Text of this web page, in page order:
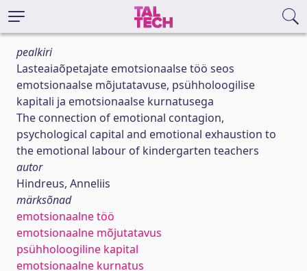
pealkiri
Lasteaiaõpetajate emotsionaalse töö seos
emotsionaalse mõjutatavuse, psühholoogilise
kapitali ja emotsionaalse kurnatusega
The connection of emotional contagion,
psychological capital and emotional exhaustion to
the emotional labour of kindergarten teachers
autor
Hindreus, Anneliis
märksõnad
emotsionaalne töö
emotsionaalne mõjutatavus
psühholoogiline kapital
emotsionaalne kurnatus